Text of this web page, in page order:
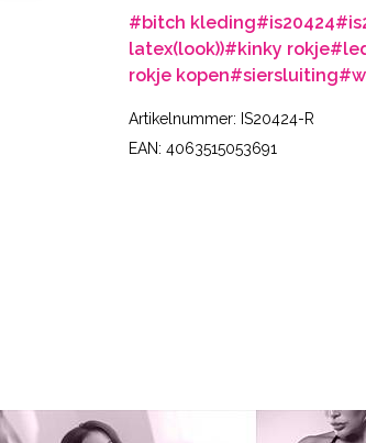
#bitch kleding#is20424
latex(look))#kinky rokje
rokje kopen#siersluiting
Artikelnummer: IS20424-R
EAN: 4063515053691